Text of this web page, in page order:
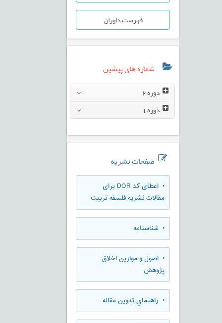
فهرست داوران
شماره های پیشین
دوره
دوره
صفحات نشریه
• اعطای کد DOR برای
مقالات نشریه فلسفه تربیت
• شناسنامه
• اصول و موازین اخلاق
پژوهش
• راهنماي تدوين مقاله